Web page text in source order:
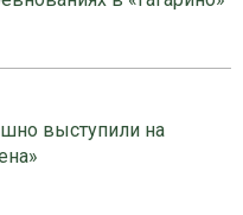
выступили на